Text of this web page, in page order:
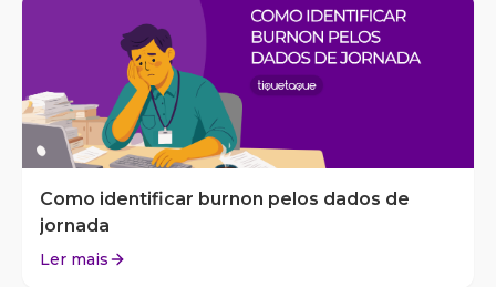
Como identificar burnon pelos dados de
jornada
Ler mais